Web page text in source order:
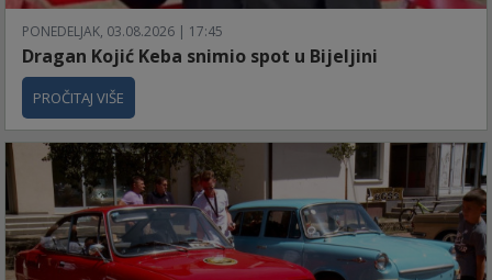
PONEDELJAK, 03.08.2026 | 17:45
Dragan Kojić Keba snimio spot u Bijeljini
PROČITAJ VIŠE